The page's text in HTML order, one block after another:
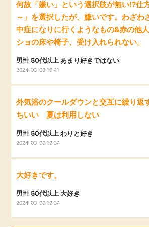
何故「嫌い」という選択肢が無い!?仕
～」を選択したが、嫌いです。わざわ
中症になりに行くようなもの&赤の他
ショの床や椅子、受け入れられない。
男性 50代以上 あまり好きではない
2024-03-09 19:41
外気浴のクールダウンと交互に繰り返
ちいい 夏は利用しない
男性 50代以上 わりと好き
2024-03-09 19:34
大好きです。
男性 50代以上 大好き
2024-03-09 19:34